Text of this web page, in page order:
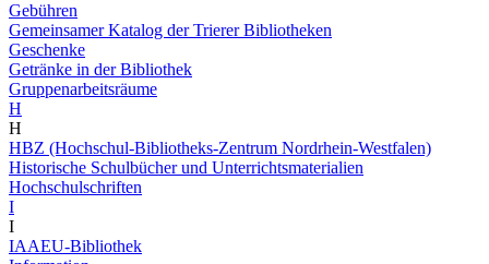
Gebühren
Gemeinsamer Katalog der Trierer Bibliotheken
Geschenke
Getränke in der Bibliothek
Gruppenarbeitsräume
H
H
HBZ (Hochschul-Bibliotheks-Zentrum Nordrhein-Westfalen)
Historische Schulbücher und Unterrichtsmaterialien
Hochschulschriften
I
I
IAAEU-Bibliothek